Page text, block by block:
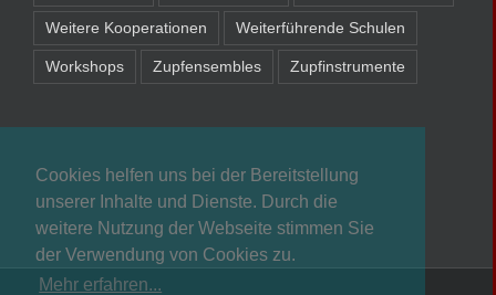
Cookies helfen uns bei der Bereitstellung
unserer Inhalte und Dienste. Durch die
weitere Nutzung der Webseite stimmen Sie
der Verwendung von Cookies zu.
Mehr erfahren...
Weitere Kooperationen Weiterführende Schulen
Workshops Zupfensembles Zupfinstrumente